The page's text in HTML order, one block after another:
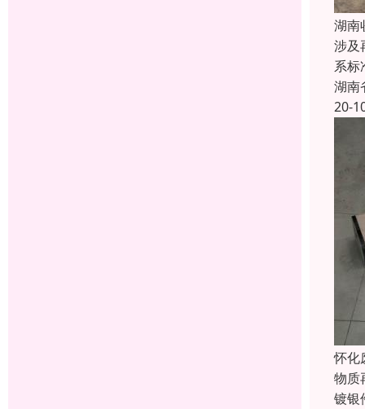
湖南
涉及
系标
湖南
20-
怀化
物质
镀银